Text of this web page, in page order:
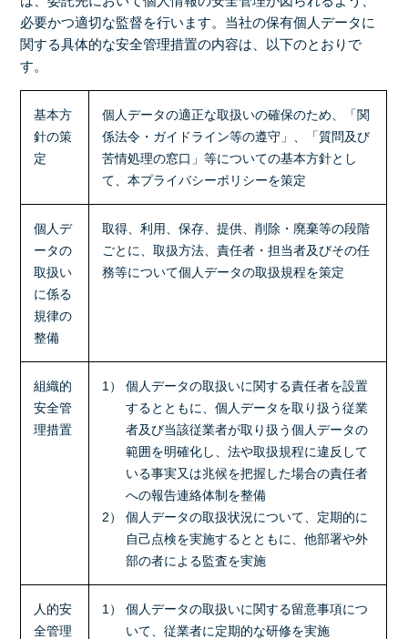
必要かつ適切な監督を行います。当社の保有個人データに
関する具体的な安全管理措置の内容は、以下のとおりで
す。
基本方
針の策
定
個人データの適正な取扱いの確保のため、「関
係法令・ガイドライン等の遵守」、「質問及び
苦情処理の窓口」等についての基本方針とし
て、本プライバシーポリシーを策定
個人デ
ータの
取扱い
に係る
規律の
整備
取得、利用、保存、提供、削除・廃棄等の段階
ごとに、取扱方法、責任者・担当者及びその任
務等について個人データの取扱規程を策定
組織的
安全管
理措置
1） 個人データの取扱いに関する責任者を設置
するとともに、個人データを取り扱う従業
者及び当該従業者が取り扱う個人データの
範囲を明確化し、法や取扱規程に違反して
いる事実又は兆候を把握した場合の責任者
への報告連絡体制を整備
2） 個人データの取扱状況について、定期的に
自己点検を実施するとともに、他部署や外
部の者による監査を実施
人的安
全管理
1） 個人データの取扱いに関する留意事項につ
いて、従業者に定期的な研修を実施